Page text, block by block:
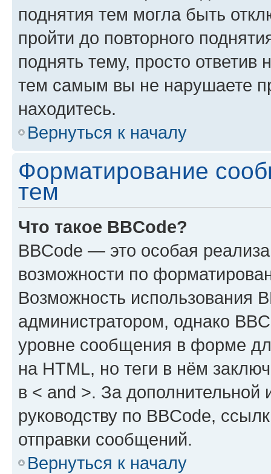
поднятия тем могла быть
пройти до повторного
поднять тему, просто ответив
тем самым вы не нарушаете
находитесь.
Вернуться к началу
Форматирование
тем
Что такое BBCode?
BBCode — это особая
возможности по
Возможность использования
администратором, однако
уровне сообщения в форме
на HTML, но теги в нём
в < and >. За
руководству по BBCode,
отправки сообщений.
Вернуться к началу